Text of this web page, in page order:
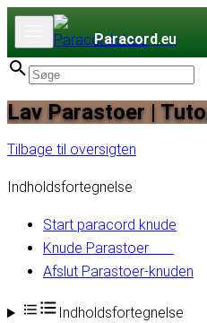
Paracord.eu
Lav Parastoer |
Tilbage til oversigten
Indholdsfortegnelse
Start paracord knude
Knude Parastoer
Afslut Parastoer-knuden
Indholdsfortegnelse